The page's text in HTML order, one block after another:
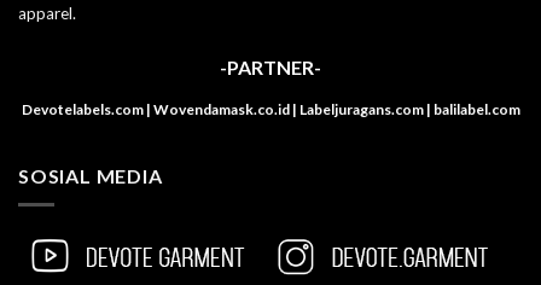
apparel.
-PARTNER-
Devotelabels.com | Wovendamask.co.id | Labeljuragans.com | balilabel.com
SOSIAL MEDIA